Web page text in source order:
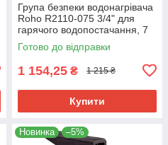
Група безпеки водонагрівача
Roho R2110-075 3/4" для
гарячого водопостачання, 7
бар (RO0163)
Готово до відправки
1 154,25 ₴ 1 215 ₴
Купити
Новинка –5%